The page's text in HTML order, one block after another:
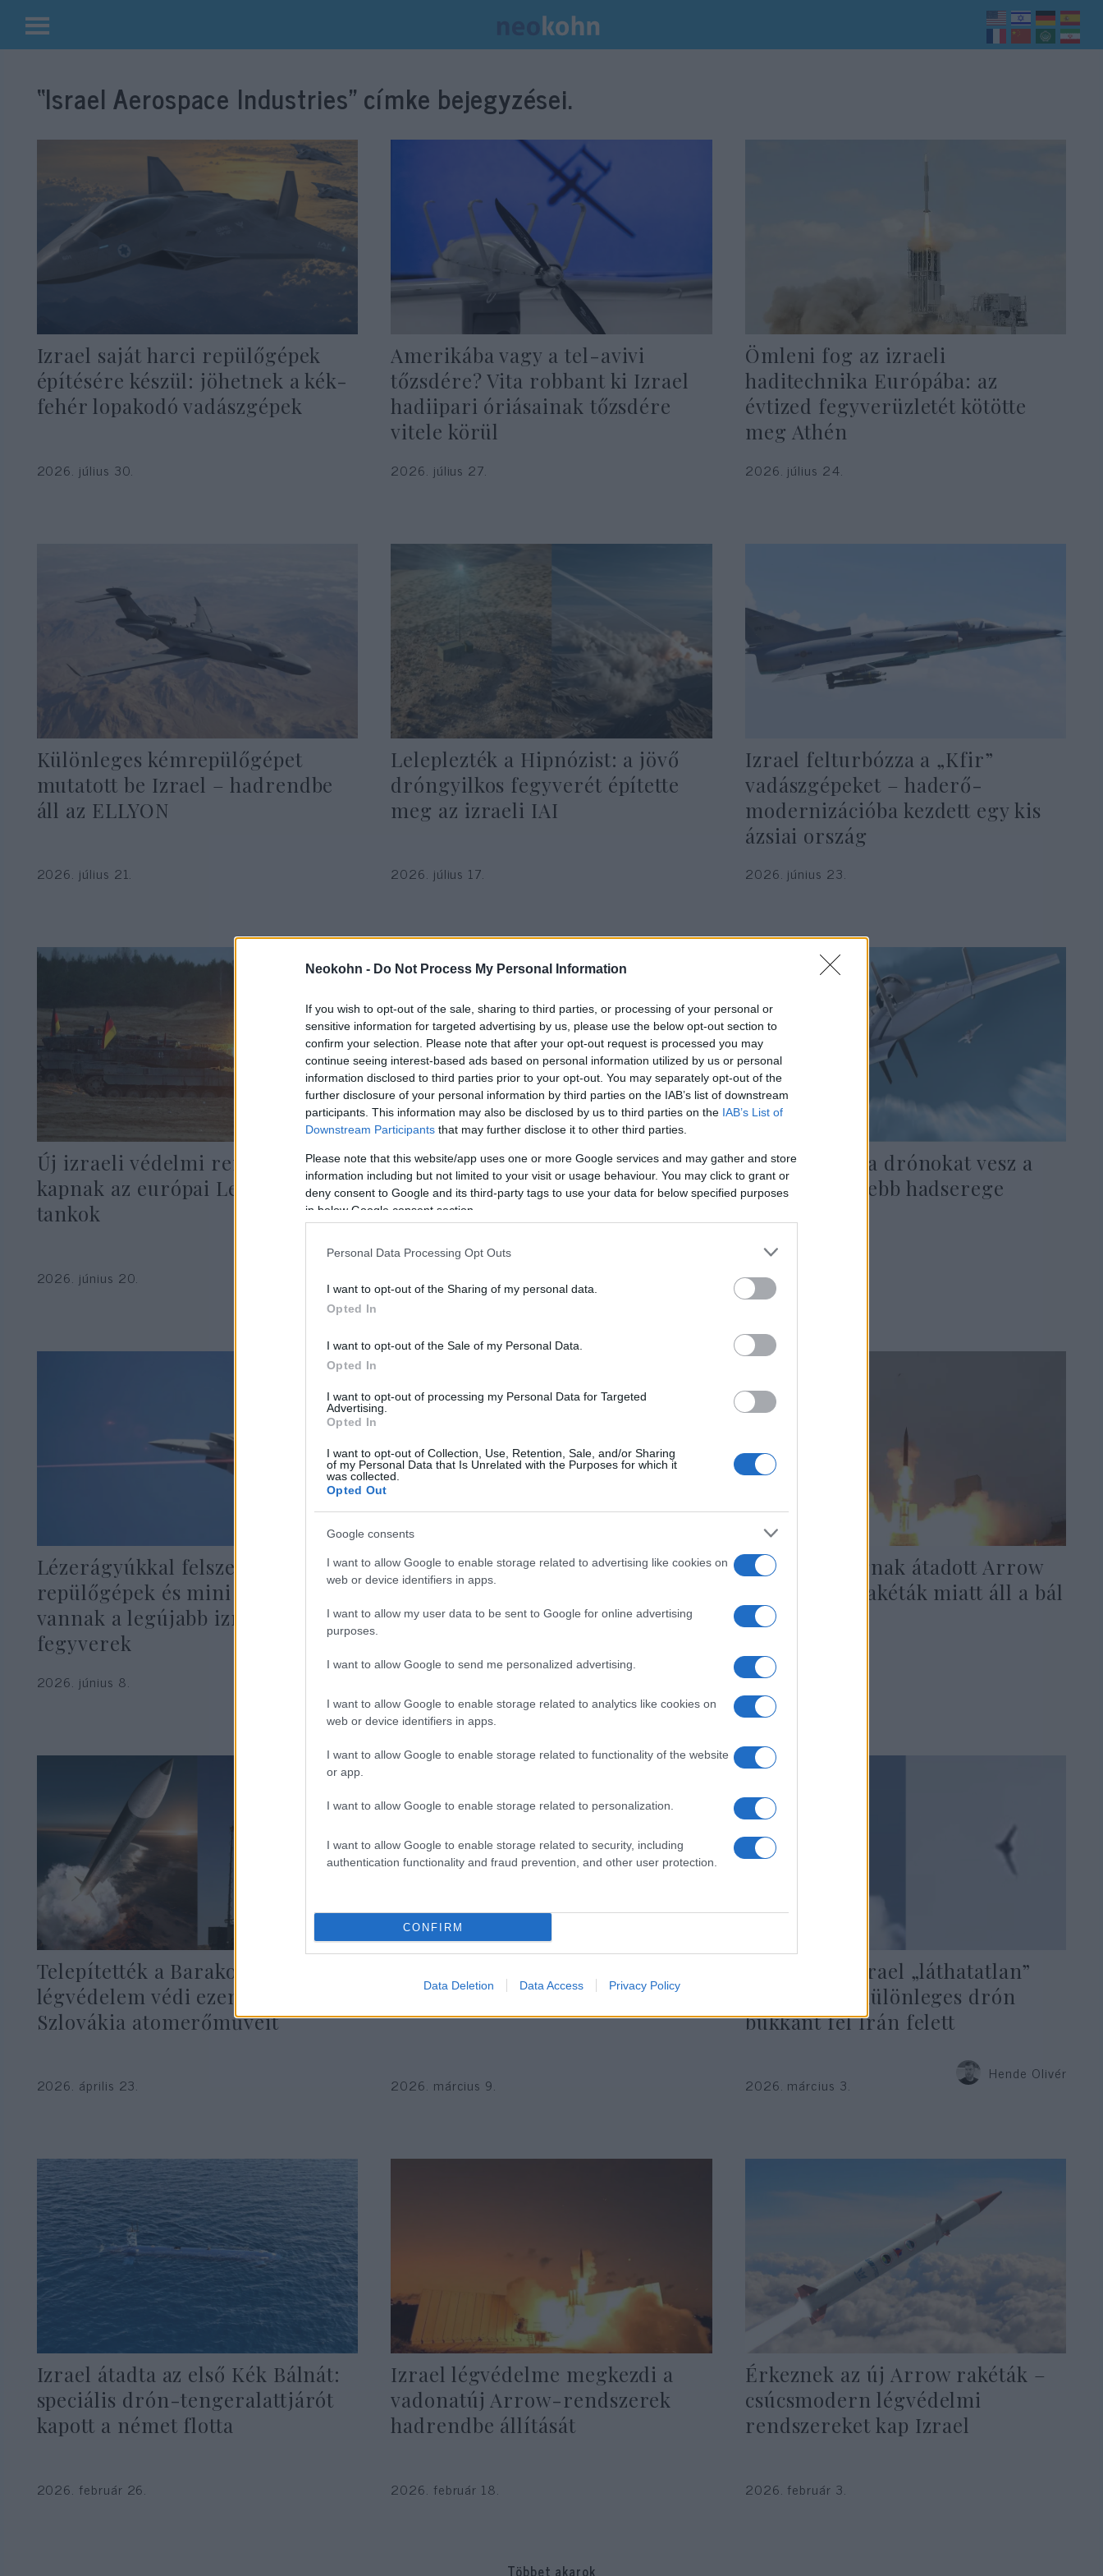
Neokohn - Do Not Process My Personal Information
If you wish to opt-out of the sale, sharing to third parties, or processing of your personal or
sensitive information for targeted advertising by us, please use the below opt-out section to
confirm your selection. Please note that after your opt-out request is processed you may
continue seeing interest-based ads based on personal information utilized by us or personal
information disclosed to third parties prior to your opt-out. You may separately opt-out of the
further disclosure of your personal information by third parties on the IAB’s list of downstream
participants. This information may also be disclosed by us to third parties on the IAB’s List of
Downstream Participants that may further disclose it to other third parties.
Please note that this website/app uses one or more Google services and may gather and store
information including but not limited to your visit or usage behaviour. You may click to grant or
deny consent to Google and its third-party tags to use your data for below specified purposes
in below Google consent section.
Personal Data Processing Opt Outs
I want to opt-out of the Sharing of my personal data.
Opted In
I want to opt-out of the Sale of my Personal Data.
Opted In
I want to opt-out of processing my Personal Data for Targeted
Advertising.
Opted In
I want to opt-out of Collection, Use, Retention, Sale, and/or Sharing
of my Personal Data that Is Unrelated with the Purposes for which it
was collected.
Opted Out
Google consents
I want to allow Google to enable storage related to advertising like cookies on
web or device identifiers in apps.
I want to allow my user data to be sent to Google for online advertising
purposes.
I want to allow Google to send me personalized advertising.
I want to allow Google to enable storage related to analytics like cookies on
web or device identifiers in apps.
I want to allow Google to enable storage related to functionality of the website
or app.
I want to allow Google to enable storage related to personalization.
I want to allow Google to enable storage related to security, including
authentication functionality and fraud prevention, and other user protection.
CONFIRM
Data Deletion Data Access Privacy Policy
Kilépés
tartalomba“Israel Aerospace Industries”címke bejegyzései.
Izrael saját harci repülőgépek
építésére készül: jöhetnek a kék-
fehér lopakodó vadászgépek
2026. július 30.
Amerikába vagy a tel-avivi
tőzsdére? Vita robbant ki Izrael
hadiipari óriásainak tőzsdére
vitele körül
2026. július 27.
Ömleni fog az izraeli
haditechnika Európába: az
évtized fegyverüzletét kötötte
meg Athén
2026. július 24.
Különleges kémrepülőgépet
mutatott be Izrael – hadrendbe
áll az ELLYON
2026. július 21.
Leleplezték a Hipnózist: a jövő
dróngyilkos fegyverét építette
meg az izraeli IAI
2026. július 17.
Izrael felturbózza a „Kfir”
vadászgépeket – haderő-
modernizációba kezdett egy kis
ázsiai ország
2026. június 23.
Új izraeli védelmi rendszert
kapnak az európai Leopard
tankok
2026. június 20.
Hadrendbe áll az Opal – így
forradalmasítaná Izrael az új
generációs hadviselést
Izraeli Hárpia drónokat vesz a
világ legerősebb hadserege
2026. június 11.
Lézerágyúkkal felszerelt
repülőgépek és mini drónok – itt
vannak a legújabb izraeli
fegyverek
2026. június 8.
Hadrendbe áll a Gyémánt-
rendszer – Izrael ezzel
forradalmasítaná a tengeri
Németországnak átadott Arrow
légvédelmi rakéták miatt áll a bál
Izraelben
2026. április 29.
Telepítették a Barakot – izraeli
légvédelem védi ezentúl
Szlovákia atomerőműveit
2026. április 23.
kapott az izraeli hadsereg
2026. március 9.
Bevetették Izrael „láthatatlan”
fegyverét – különleges drón
bukkant fel Irán felett
Hende Olivér
2026. március 3.
Izrael átadta az első Kék Bálnát:
speciális drón-tengeralattjárót
kapott a német flotta
2026. február 26.
Izrael légvédelme megkezdi a
vadonatúj Arrow-rendszerek
hadrendbe állítását
2026. február 18.
Érkeznek az új Arrow rakéták –
csúcsmodern légvédelmi
rendszereket kap Izrael
2026. február 3.
Többet akarok